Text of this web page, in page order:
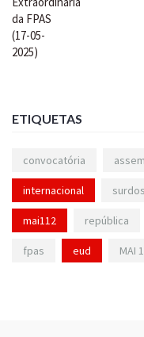
ETIQUETAS
convocatória
internacional surdos
mai112 república
fpas eud MAI